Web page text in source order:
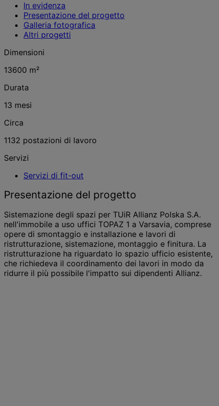
In evidenza
Presentazione del progetto
Galleria fotografica
Altri progetti
Dimensioni
13600 m²
Durata
13 mesi
Circa
1132 postazioni di lavoro
Servizi
Servizi di fit-out
Presentazione del progetto
Sistemazione degli spazi per TUiR Allianz Polska S.A.
nell'immobile a uso uffici TOPAZ 1 a Varsavia, comprese
opere di smontaggio e installazione e lavori di
ristrutturazione, sistemazione, montaggio e finitura. La
ristrutturazione ha riguardato lo spazio ufficio esistente,
che richiedeva il coordinamento dei lavori in modo da
ridurre il più possibile l'impatto sui dipendenti Allianz.